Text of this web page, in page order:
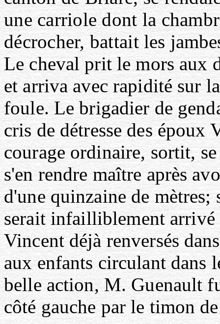
une carriole dont la
décrocher, battaitles
Le cheval prit le mors aux
et arriva avecrapidité sur
foule. Le brigadier de
cris de détresse des époux
courage ordinaire, sortit,
s'en rendre maître après
d'une quinzaine de mètres;
serait infailliblement
Vincent déjà renversés
aux enfants circulant dans
belle action, M. Guenault
côté gauche par le timon